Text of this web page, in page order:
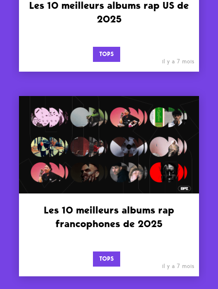
Les 10 meilleurs albums rap US de
2025
TOPS
il y a 7 mois
Les 10 meilleurs albums rap
francophones de 2025
TOPS
il y a 7 mois